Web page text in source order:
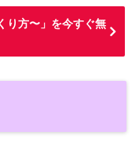
り方〜」を今すぐ無